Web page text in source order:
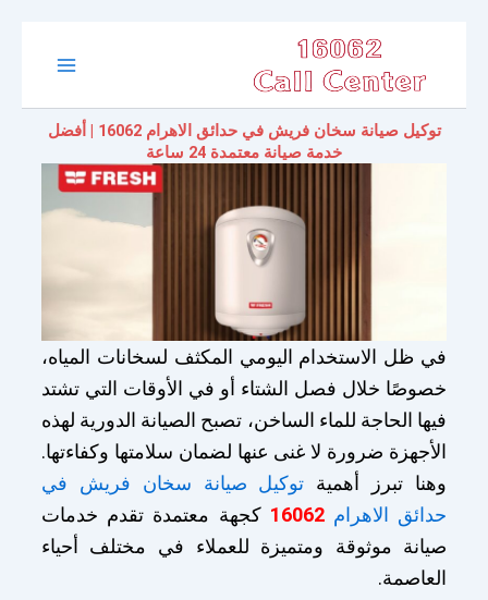
توكيل صيانة سخان فريش في حدائق الاهرام 16062 | أفضل
خدمة صيانة معتمدة 24 ساعة
في ظل الاستخدام اليومي المكثف لسخانات المياه،
خصوصًا خلال فصل الشتاء أو في الأوقات التي تشتد
فيها الحاجة للماء الساخن، تصبح الصيانة الدورية لهذه
الأجهزة ضرورة لا غنى عنها لضمان سلامتها وكفاءتها.
وهنا تبرز أهمية توكيل صيانة سخان فريش في
حدائق الاهرام16062 كجهة معتمدة تقدم خدمات
صيانة موثوقة ومتميزة للعملاء في مختلف أحياء
العاصمة.